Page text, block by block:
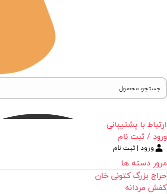
ارتباط با پشتیبانی
ورود / ثبت نام
ورود | ثبت نام
مرور دسته ها
حراج بزرگ کتونی خان
کفش مردانه